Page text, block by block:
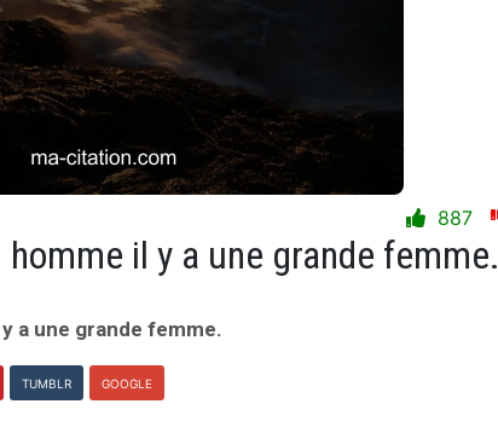
887
il y a une grande femme.
a une grande femme.
TUMBLR GOOGLE